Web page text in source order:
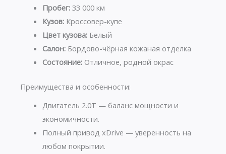
Пробег:33 000 км
Кузов:Кроссовер-купе
Цвет кузова:Белый
Салон:Бордово-чёрная кожаная отделка
Состояние:Отличное, родной окрас
Преимущества и особенности:
Двигатель 2.0T — баланс мощности и
экономичности.
Полный привод xDrive — уверенность на
любом покрытии.